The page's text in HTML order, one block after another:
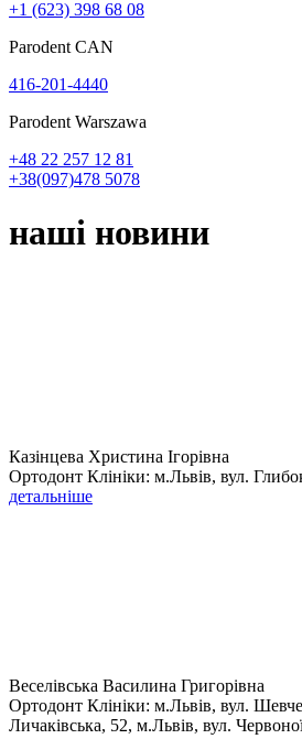
+1 (623) 398 68 08
Parodent CAN
416-201-4440
Parodent Warszawa
+48 22 257 12 81
+38(097)478 5078
наші новини
Казінцева Христина Ігорівна
Ортодонт Клініки: м.Львів, вул.
детальніше
Веселівська Василина Григорівна
Ортодонт Клініки: м.Львів, вул.
Личаківська, 52, м.Львів, вул.